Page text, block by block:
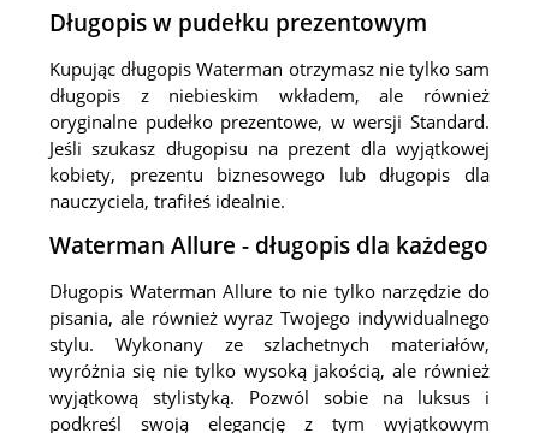
Długopis w pudełku prezentowym
Kupując długopis Waterman otrzymasz nie tylko sam
długopis z niebieskim wkładem, ale również
oryginalne pudełko prezentowe, w wersji Standard.
Jeśli szukasz długopisu na prezent dla wyjątkowej
kobiety, prezentu biznesowego lub długopis dla
nauczyciela, trafiłeś idealnie.
Waterman Allure - długopis dla każdego
Długopis Waterman Allure to nie tylko narzędzie do
pisania, ale również wyraz Twojego indywidualnego
stylu. Wykonany ze szlachetnych materiałów,
wyróżnia się nie tylko wysoką jakością, ale również
wyjątkową stylistyką. Pozwól sobie na luksus i
podkreśl swoją elegancję z tym wyjątkowym